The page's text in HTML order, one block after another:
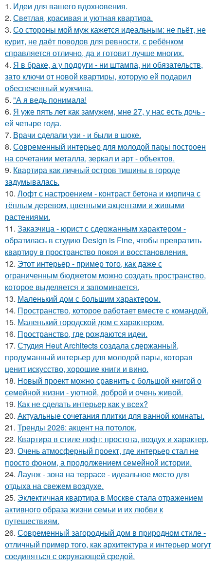
1. Идеи для вашего вдохновения.
2. Светлая, красивая и уютная квартира.
3. Со стороны мой муж кажется идеальным: не пьёт, не
курит, не даёт поводов для ревности, с ребёнком
справляется отлично, да и готовит лучше многих.
4. Я в браке, а у подруги - ни штампа, ни обязательств,
зато ключи от новой квартиры, которую ей подарил
обеспеченный мужчина.
5. "А я ведь понимала!
6. Я уже пять лет как замужем, мне 27, у нас есть дочь -
ей четыре года.
7. Врачи сделали узи - и были в шоке.
8. Современный интерьер для молодой пары построен
на сочетании металла, зеркал и арт - объектов.
9. Квартира как личный остров тишины в городе
задумывалась.
10. Лофт с настроением - контраст бетона и кирпича с
тёплым деревом, цветными акцентами и живыми
растениями.
11. Заказчица - юрист с сдержанным характером -
обратилась в студию Design is Fine, чтобы превратить
квартиру в пространство покоя и восстановления.
12. Этот интерьер - пример того, как даже с
ограниченным бюджетом можно создать пространство,
которое выделяется и запоминается.
13. Маленький дом с большим характером.
14. Пространство, которое работает вместе с командой.
15. Маленький городской дом с характером.
16. Пространство, где рождаются идеи.
17. Студия Heut Architects создала сдержанный,
продуманный интерьер для молодой пары, которая
ценит искусство, хорошие книги и вино.
18. Новый проект можно сравнить с большой книгой о
семейной жизни - уютной, доброй и очень живой.
19. Как не сделать интерьер как у всех?
20. Актуальные сочетания плитки для ванной комнаты.
21. Тренды 2026: акцент на потолок.
22. Квартира в стиле лофт: простота, воздух и характер.
23. Очень атмосферный проект, где интерьер стал не
просто фоном, а продолжением семейной истории.
24. Лаунж - зона на террасе - идеальное место для
отдыха на свежем воздухе.
25. Эклектичная квартира в Москве стала отражением
активного образа жизни семьи и их любви к
путешествиям.
26. Современный загородный дом в природном стиле -
отличный пример того, как архитектура и интерьер могут
соединяться с окружающей средой.